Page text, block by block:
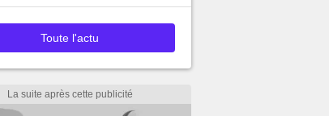
Toute l'actu